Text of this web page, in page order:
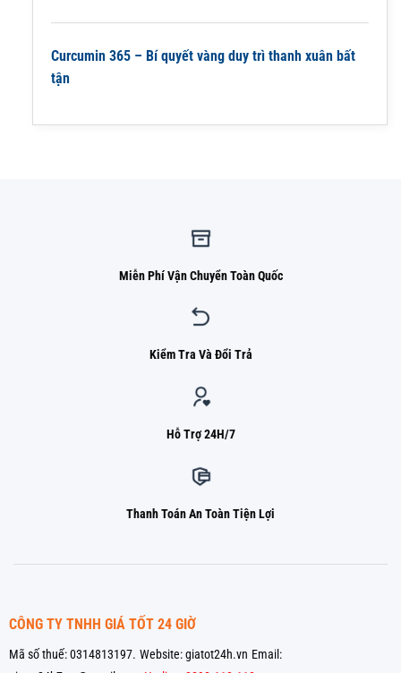
Curcumin 365 – Bí quyết vàng duy trì thanh xuân bất
tận
Miễn Phí Vận Chuyển Toàn Quốc
Kiểm Tra Và Đổi Trả
Hỗ Trợ 24H/7
Thanh Toán An Toàn Tiện Lợi
CÔNG TY TNHH GIÁ TỐT 24 GIỜ
Mã số thuế: 0314813197. Website: giatot24h.vn Email: